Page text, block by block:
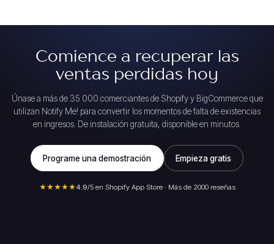
Comience a recuperar las
ventas perdidas hoy
Únase a más de 35 000 comerciantes de Shopify y BigCommerce que
utilizan Notify Me! para convertir los momentos de falta de existencias
en ingresos. De instalación gratuita, disponible en minutos.
Programe una demostración Empieza gratis
★★★★★4.9/5 en Shopify App Store · Más de 2000 reseñas